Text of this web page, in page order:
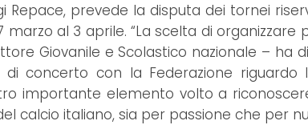
prevede la disputa dei tornei
al 3 aprile. “La scelta di
Giovanile e Scolastico nazionale – ha
concerto con la Federazione
importante elemento volto a
italiano, sia per passione che per